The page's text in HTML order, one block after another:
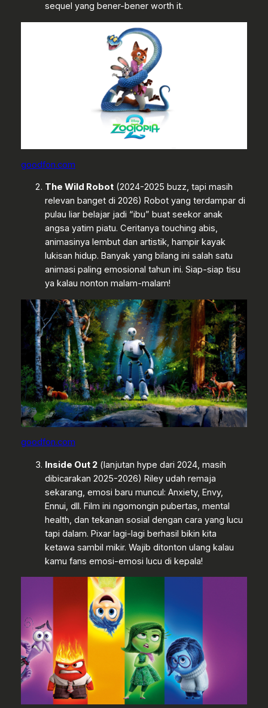
sequel yang bener-bener worth it.
goodfon.com
The Wild Robot(2024-2025 buzz, tapi masih
relevan banget di 2026) Robot yang terdampar di
pulau liar belajar jadi “ibu” buat seekor anak
angsa yatim piatu. Ceritanya touching abis,
animasinya lembut dan artistik, hampir kayak
lukisan hidup. Banyak yang bilang ini salah satu
animasi paling emosional tahun ini. Siap-siap tisu
ya kalau nonton malam-malam!
goodfon.com
Inside Out 2(lanjutan hype dari 2024, masih
dibicarakan 2025-2026) Riley udah remaja
sekarang, emosi baru muncul: Anxiety, Envy,
Ennui, dll. Film ini ngomongin pubertas, mental
health, dan tekanan sosial dengan cara yang lucu
tapi dalam. Pixar lagi-lagi berhasil bikin kita
ketawa sambil mikir. Wajib ditonton ulang kalau
kamu fans emosi-emosi lucu di kepala!